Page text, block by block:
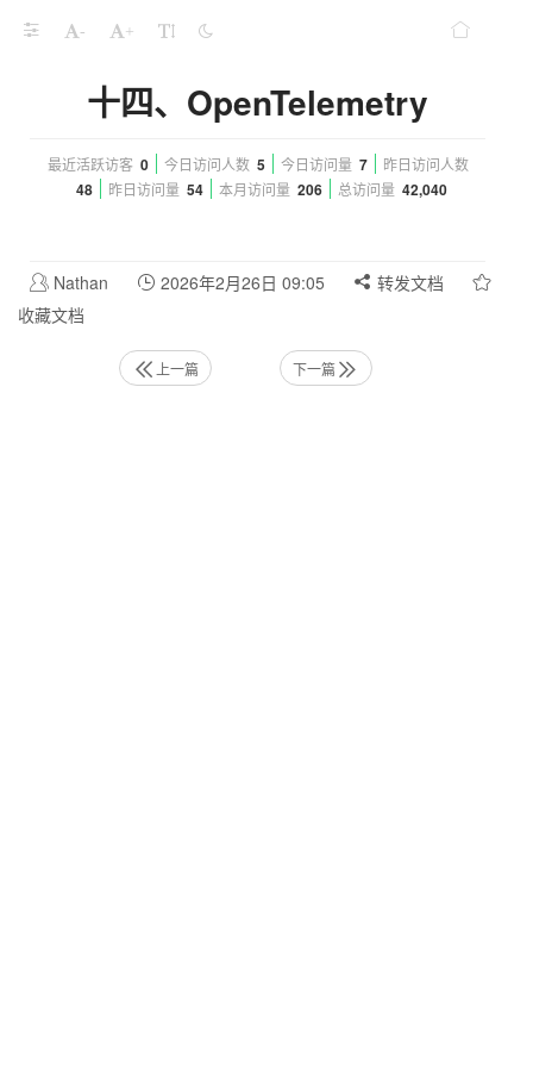
- +
十四、OpenTelemetry
最近活跃访客 0 今日访问人数 5 今日访问量 7 昨日访问人数
48 昨日访问量 54 本月访问量 206 总访问量 42,040
Nathan 2026年2月26日 09:05
转发文档
收藏文档
上一篇 下一篇